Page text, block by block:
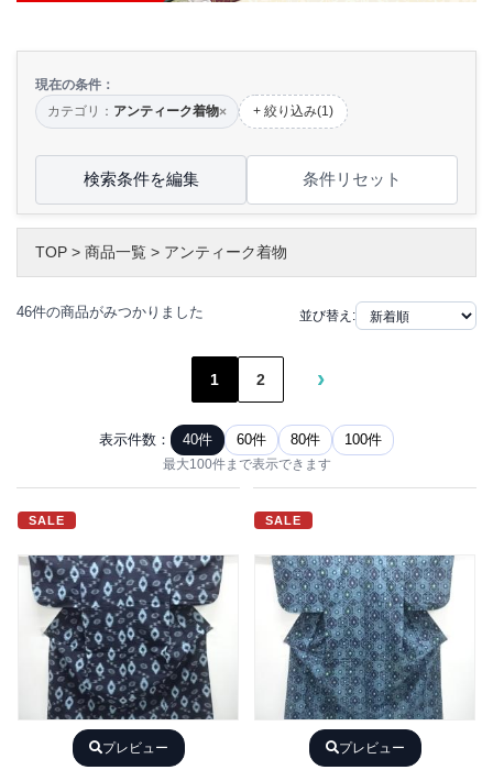
現在の条件：
カテゴリ： アンティーク着物× + 絞り込み(1)
検索条件を編集 条件リセット
TOP > 商品一覧 > アンティーク着物
46件の商品がみつかりました 並び替え:
1 2 ›
表示件数： 40件 60件 80件 100件
最大100件まで表示できます
SALE
プレビュー
SALE
プレビュー